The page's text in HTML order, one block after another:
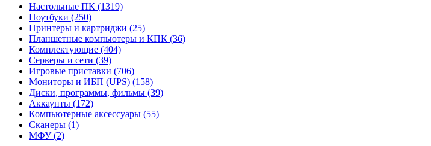
Настольные ПК (1319)
Ноутбуки (250)
Принтеры и картриджи (25)
Планшетные компьютеры и КПК (36)
Комплектующие (404)
Серверы и сети (39)
Игровые приставки (706)
Мониторы и ИБП (UPS) (158)
Диски, программы, фильмы (39)
Аккаунты (172)
Компьютерные аксессуары (55)
Сканеры (1)
МФУ (2)